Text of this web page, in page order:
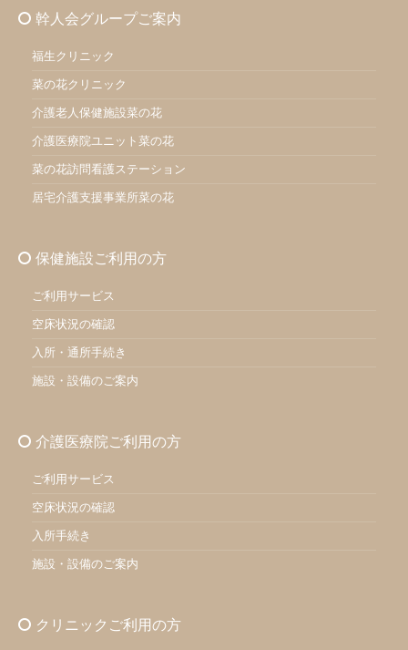
幹人会グループご案内
福生クリニック
菜の花クリニック
介護老人保健施設菜の花
介護医療院ユニット菜の花
菜の花訪問看護ステーション
居宅介護支援事業所菜の花
保健施設ご利用の方
ご利用サービス
空床状況の確認
入所・通所手続き
施設・設備のご案内
介護医療院ご利用の方
ご利用サービス
空床状況の確認
入所手続き
施設・設備のご案内
クリニックご利用の方